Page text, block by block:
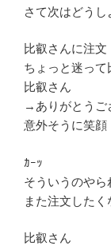
さて次はどうし
比叡さんに注文
ちょっと迷っ
比叡さん
→ありがとうご
意外そうに笑顔
ｶｰｯ
そういうのや
また注文したく
比叡さん